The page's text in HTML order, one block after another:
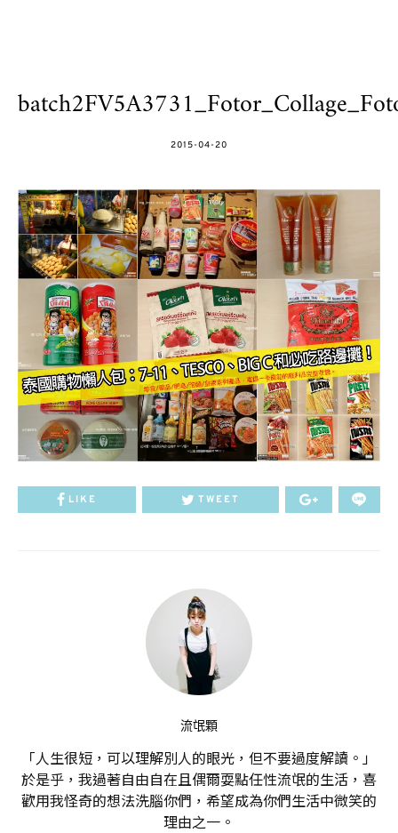
POSTED
2015-04-20
LIKE TWEET
流氓顆
「人生很短，可以理解別人的眼光，但不要過度解讀。」
於是乎，我過著自由自在且偶爾耍點任性流氓的生活，喜
歡用我怪奇的想法洗腦你們，希望成為你們生活中微笑的
理由之一。